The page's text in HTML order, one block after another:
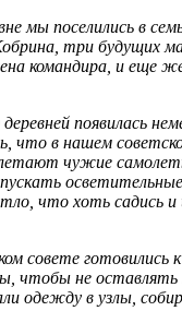
мы поселились в
три будущих
командира, и еще
появилась
что в нашем
чужие
что хоть садись
совете готовились к
чтобы не оставлять
одежду в узлы,